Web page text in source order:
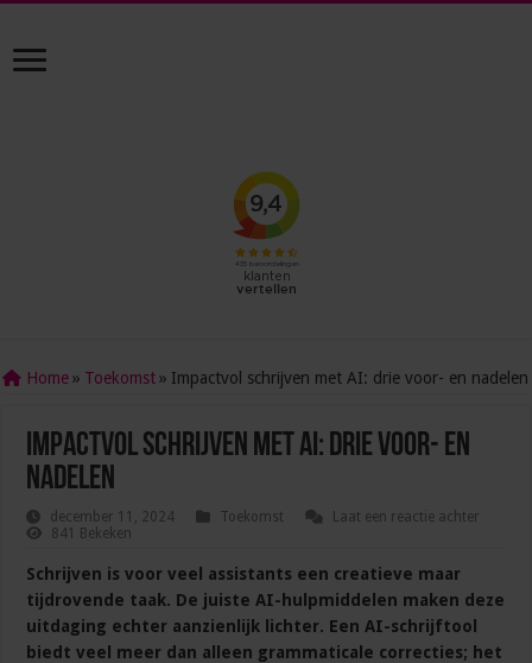
Home » Toekomst » Impactvol schrijven met AI: drie voor- en nadelen
Impactvol schrijven met AI: drie voor- en
nadelen
december 11, 2024 Toekomst
Laat een reactie achter
841 Bekeken
Schrijven is voor veel assistants een creatieve maar
tijdrovende taak. De juiste AI-hulpmiddelen maken deze
uitdaging echter aanzienlijk lichter. Een AI-schrijftool
biedt veel meer dan alleen grammaticale correcties; het